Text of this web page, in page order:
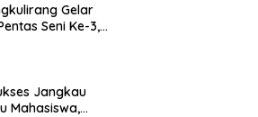
Gelar
Seni Ke-3,
Jangkau
Mahasiswa,